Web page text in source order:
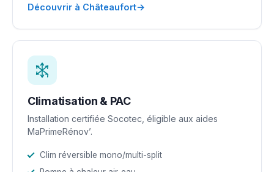
Découvrir à Châteaufort→
Climatisation & PAC
Installation certifiée Socotec, éligible aux aides
MaPrimeRénov’.
Clim réversible mono/multi-split